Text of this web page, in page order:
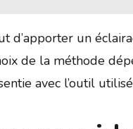
d’apporter un
de la méthode
avec l’outil